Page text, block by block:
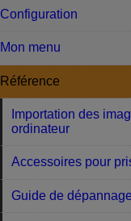
Configuration
Mon menu
Référence
Importation des
ordinateur
Accessoires pour
Guide de dépannage